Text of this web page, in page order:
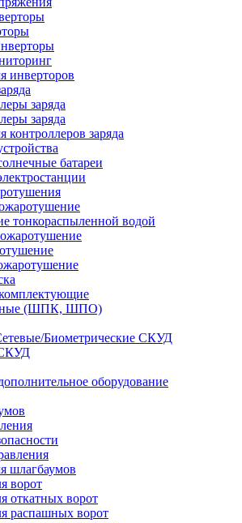
инверторов
заряда
заряда
контроллеров заряда
батареи
тонкораспыленной водой
(ШПК, ШПО)
Биометрические СКУД
оборудование
шлагбаумов
ворот
откатных ворот
распашных ворот